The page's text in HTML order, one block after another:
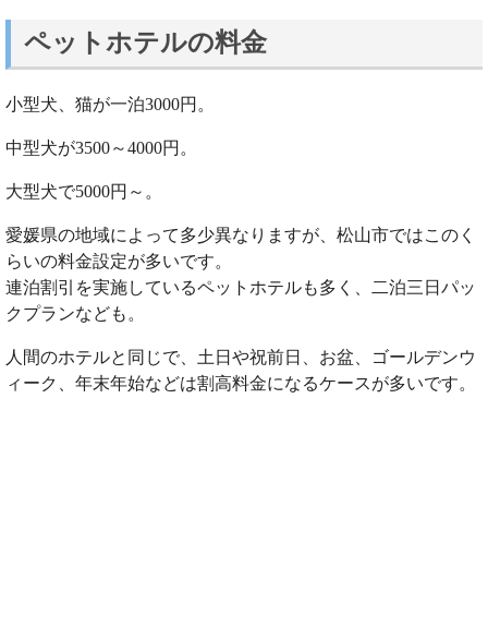
ペットホテルの料金
小型犬、猫が一泊3000円。
中型犬が3500～4000円。
大型犬で5000円～。
愛媛県の地域によって多少異なりますが、松山市ではこのく
らいの料金設定が多いです。
連泊割引を実施しているペットホテルも多く、二泊三日パッ
クプランなども。
人間のホテルと同じで、土日や祝前日、お盆、ゴールデンウ
ィーク、年末年始などは割高料金になるケースが多いです。